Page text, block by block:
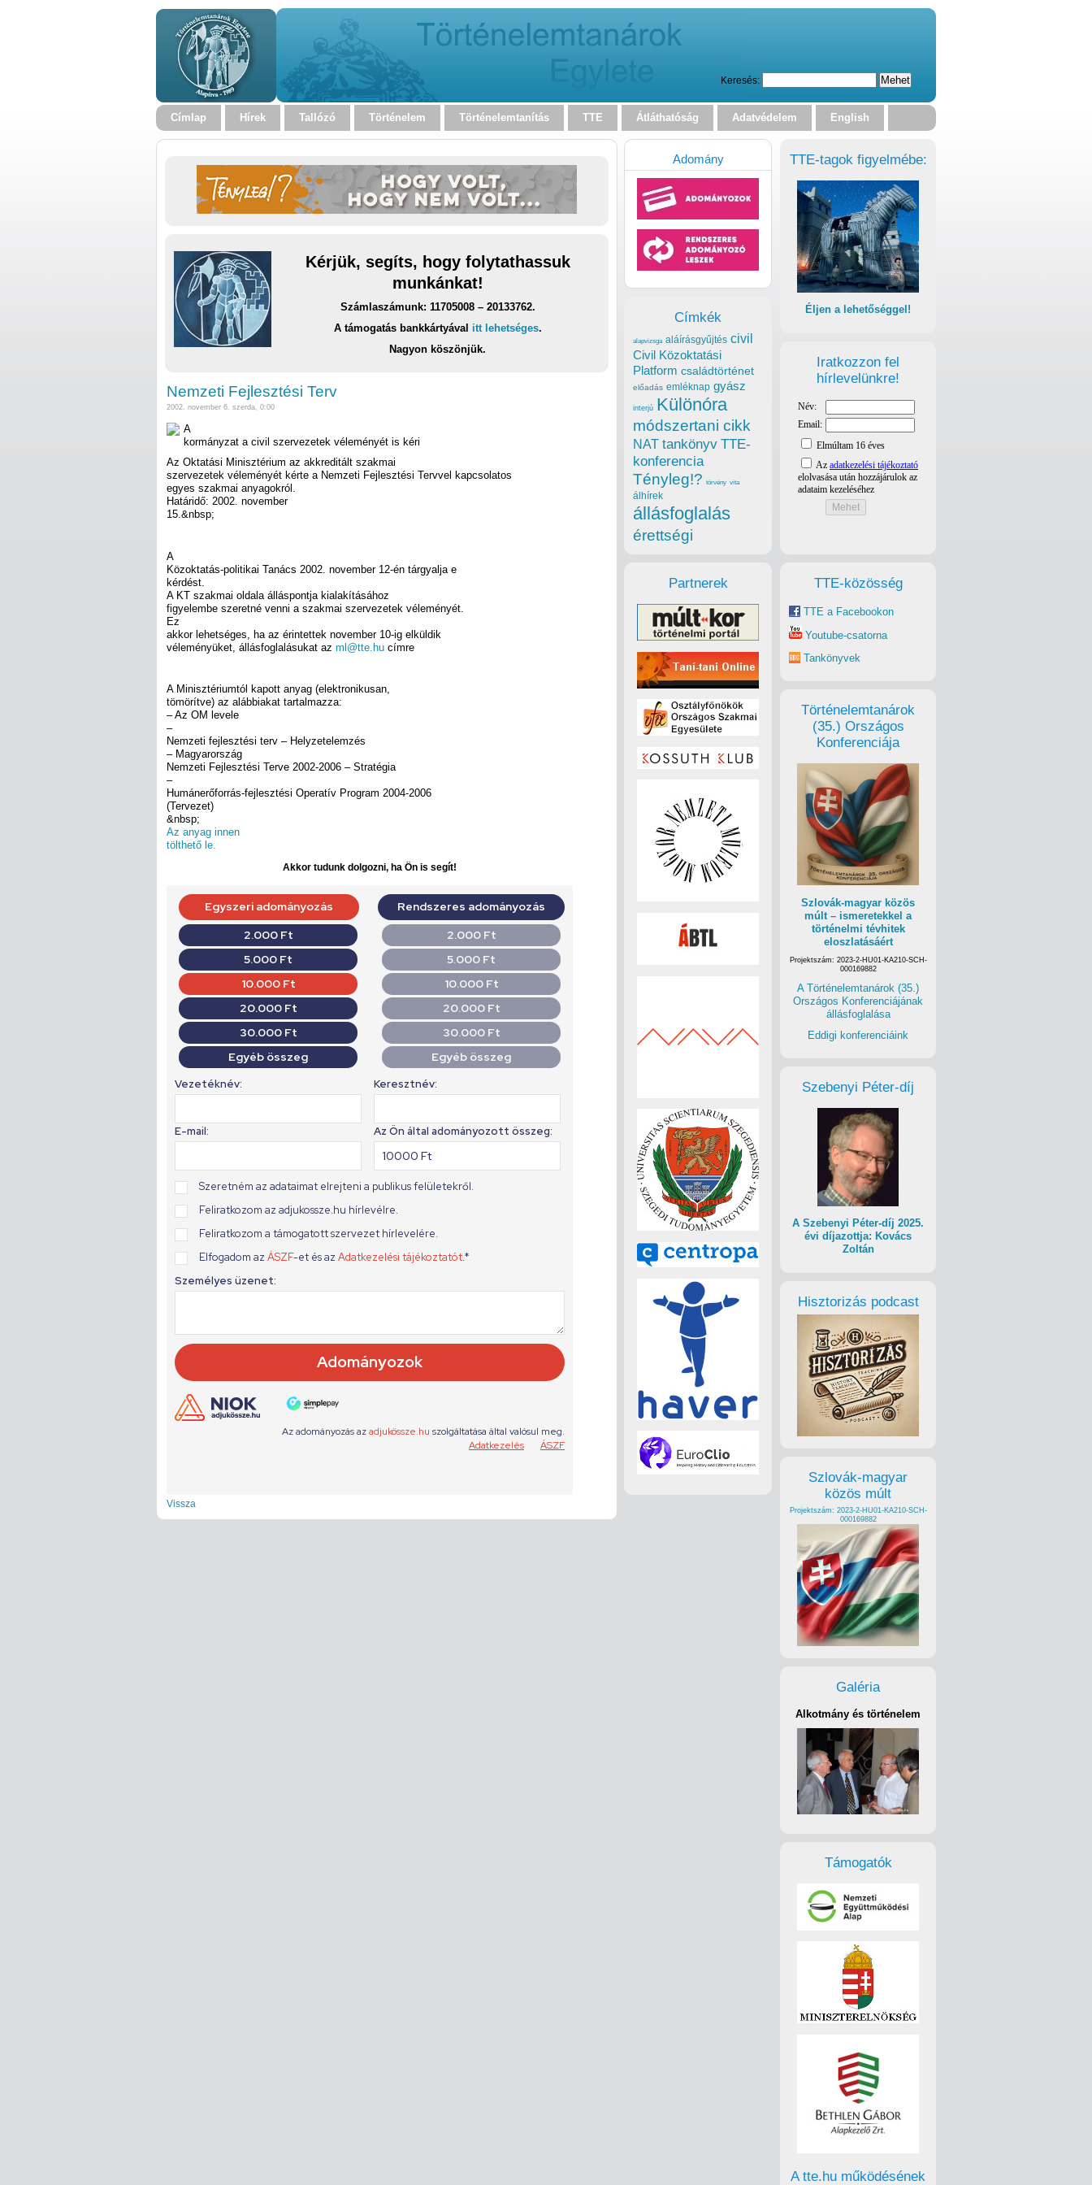
Keresés:
Címlap Hírek Tallózó Történelem Történelemtanítás TTE Átláthatóság Adatvédelem English
Kérjük, segíts, hogy folytathassuk
munkánkat!
Számlaszámunk: 11705008 – 20133762.
A támogatás bankkártyával itt lehetséges.
Nagyon köszönjük.
Nemzeti Fejlesztési Terv
2002. november 6. szerda, 0:00
A
kormányzat a civil szervezetek véleményét is kéri
Az Oktatási Minisztérium az akkreditált szakmai
szervezetek véleményét kérte a Nemzeti Fejlesztési Tervvel kapcsolatos
egyes szakmai anyagokról.
Határidő: 2002. november
15.&nbsp;
A
Közoktatás-politikai Tanács 2002. november 12-én tárgyalja e
kérdést.
A KT szakmai oldala álláspontja kialakításához
figyelembe szeretné venni a szakmai szervezetek véleményét.
Ez
akkor lehetséges, ha az érintettek november 10-ig elküldik
véleményüket, állásfoglalásukat az ml@tte.hu címre
A Minisztériumtól kapott anyag (elektronikusan,
tömörítve) az alábbiakat tartalmazza:
– Az OM levele
–
Nemzeti fejlesztési terv – Helyzetelemzés
– Magyarország
Nemzeti Fejlesztési Terve 2002-2006 – Stratégia
–
Humánerőforrás-fejlesztési Operatív Program 2004-2006
(Tervezet)
&nbsp;
Az anyag innen
tölthető le.
Akkor tudunk dolgozni, ha Ön is segít!
Vissza
TTE-tagok figyelmébe:
Éljen a lehetőséggel!
Iratkozzon fel
hírlevelünkre!
TTE-közösség
TTE a Facebookon
Youtube-csatorna
Tankönyvek
Történelemtanárok
(35.) Országos
Konferenciája
Szlovák-magyar közös
múlt – ismeretekkel a
történelmi tévhitek
eloszlatásáért
Projektszám: 2023-2-HU01-KA210-SCH-
000169882
A Történelemtanárok (35.)
Országos Konferenciájának
állásfoglalása
Eddigi konferenciáink
Szebenyi Péter-díj
A Szebenyi Péter-díj 2025.
évi díjazottja: Kovács
Zoltán
Hisztorizás podcast
Szlovák-magyar
közös múlt
Projektszám: 2023-2-HU01-KA210-SCH-
000169882
Galéria
Alkotmány és történelem
Támogatók
A tte.hu működésének
Adomány
Címkék
alapvizsga aláírásgyűjtés civil
Civil Közoktatási
Platform családtörténet
előadás emléknap gyász
interjú Különóra
módszertani cikk
NAT tankönyv TTE-
konferencia
Tényleg!? törvény vita
álhírek
állásfoglalás
érettségi
Partnerek